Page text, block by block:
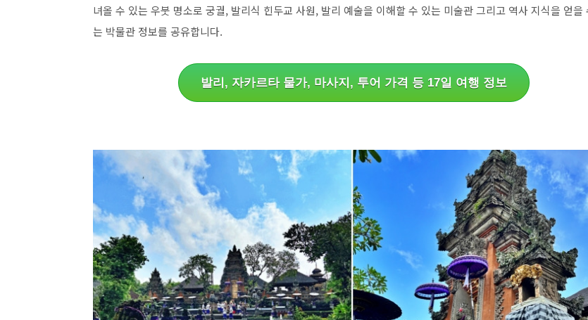
녀올 수 있는 우붓 명소로 궁궐, 발리식 힌두교 사원, 발리 예술을 이해할 수 있는 미술관 그리고 역사 지식을 얻을
는 박물관 정보를 공유합니다.
발리, 자카르타 물가, 마사지, 투어 가격 등 17일 여행 정보